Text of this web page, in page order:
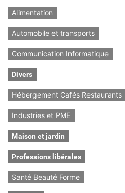
Alimentation
Automobile et transports
Communication Informatique
Divers
Hébergement Cafés Restaurants
Industries et PME
Maison et jardin
Professions libérales
Santé Beauté Forme